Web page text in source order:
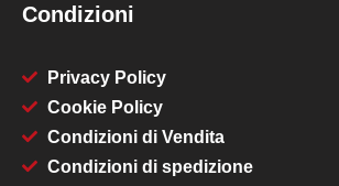
Condizioni
Privacy Policy
Cookie Policy
Condizioni di Vendita
Condizioni di spedizione